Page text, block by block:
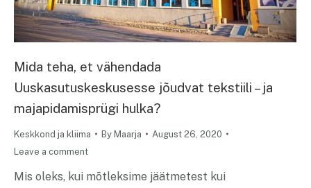
Mida teha, et vähendada
Uuskasutuskeskusesse jõudvat tekstiili – ja
majapidamisprügi hulka?
Keskkond ja kliima By Maarja
August 26, 2020
Leave a comment
Mis oleks, kui mõtleksime jäätmetest kui